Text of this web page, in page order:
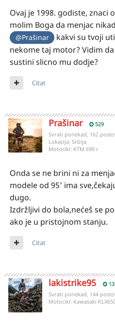
Ovaj je 1998. godiste, znaci
molim Boga da menjac
@Prašinar
kakvi su tvoji
nekome taj motor? Vidim
sustini slicno mu dodje?
Citat
Prašinar 529
Svrati ponekad, 162
Lokacija: Srbija
Motocikl: KTM 690 r
Onda se ne brini ni za
modele od 95' ima
dugo.
Izdržljivi do bola,nećeš se
ako je u pristojnom stanju.
Citat
lakistrike95
Svrati ponekad, 144
Motocikl: Kawasaki